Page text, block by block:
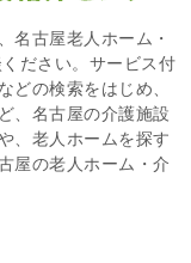
名古屋老人ホーム・
ださい。サービス付
どの検索をはじめ、
、名古屋の介護施設
、老人ホームを探す
屋の老人ホーム・介